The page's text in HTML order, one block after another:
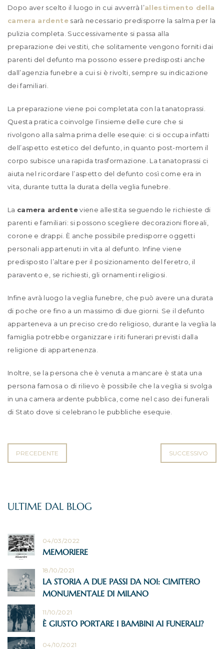
Dopo aver scelto il luogo in cui avverrà l’allestimento della
camera ardentesarà necessario predisporre la salma per la
pulizia completa. Successivamente si passa alla
preparazione dei vestiti, che solitamente vengono forniti dai
parenti del defunto ma possono essere predisposti anche
dall’agenzia funebre a cui si è rivolti, sempre su indicazione
dei familiari.
La preparazione viene poi completata con la tanatoprassi.
Questa pratica coinvolge l’insieme delle cure che si
rivolgono alla salma prima delle esequie: ci si occupa infatti
dell’aspetto estetico del defunto, in quanto post-mortem il
corpo subisce una rapida trasformazione. La tanatoprassi ci
aiuta nel ricordare l’aspetto del defunto così come era in
vita, durante tutta la durata della veglia funebre.
La camera ardenteviene allestita seguendo le richieste di
parenti e familiari: si possono scegliere decorazioni floreali,
corone e drappi. È anche possibile predisporre oggetti
personali appartenuti in vita al defunto. Infine viene
predisposto l’altare per il posizionamento del feretro, il
paravento e, se richiesti, gli ornamenti religiosi.
Infine avrà luogo la veglia funebre, che può avere una durata
di poche ore fino a un massimo di due giorni. Se il defunto
apparteneva a un preciso credo religioso, durante la veglia la
famiglia potrebbe organizzare i riti funerari previsti dalla
religione di appartenenza.
Inoltre, se la persona che è venuta a mancare è stata una
persona famosa o di rilievo è possibile che la veglia si svolga
in una camera ardente pubblica, come nel caso dei funerali
di Stato dove si celebrano le pubbliche esequie.
PRECEDENTE SUCCESSIVO
04/03/2022
MEMORIERE
18/10/2021
LA STORIA A DUE PASSI DA NOI: CIMITERO
MONUMENTALE DI MILANO
11/10/2021
È GIUSTO PORTARE I BAMBINI AI FUNERALI?
04/10/2021